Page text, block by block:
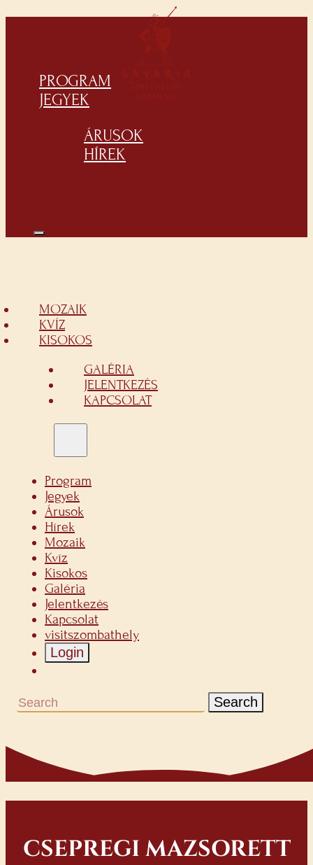
PROGRAM
JEGYEK
ÁRUSOK
HÍREK
MOZAIK
KVÍZ
KISOKOS
GALÉRIA
JELENTKEZÉS
KAPCSOLAT
Program
Jegyek
Árusok
Hírek
Mozaik
Kvíz
Kisokos
Galéria
Jelentkezés
Kapcsolat
visitszombathely
Login
Search
CSEPREGI MAZSORETT